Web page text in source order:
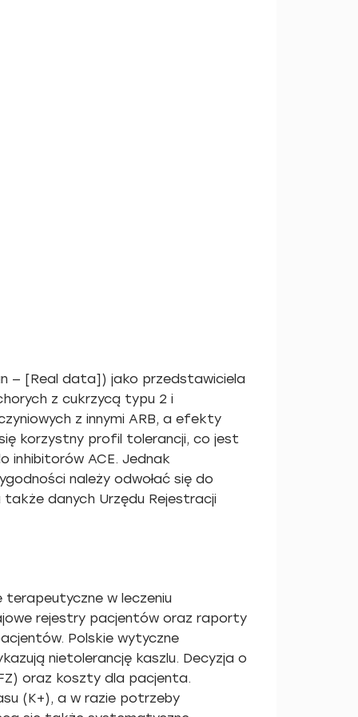
— [Real data]) jako przedstawiciela
z cukrzycą typu 2 i
z innymi ARB, a efekty
korzystny profil tolerancji, co jest
inhibitorów ACE. Jednak
należy odwołać się do
danych Urzędu Rejestracji
w leczeniu
rejestry pacjentów oraz raporty
Polskie wytyczne
nietolerancję kaszlu. Decyzja o
oraz koszty dla pacjenta.
(K+), a w razie potrzeby